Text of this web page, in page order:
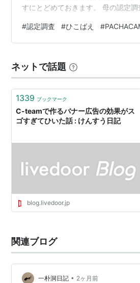
すにとどめておきます。 母の認定調
いました。（余計なことまで答えて
「認知機能に問題なし」に太鼓判を
か、にかかっています。 介護保険
もお願いしたいので、要支援2から
るとありがたいのですが・・・判定
#認定調査 #ひこばえ #
ネットで話題
1339 ブックマーク
C-teamで作るバナー広告の効果がス
ゴすぎてひいた話 : けんすう日記
blog.livedoor.jp
関連ブログ
一朴洞日記 • 2ヶ月前